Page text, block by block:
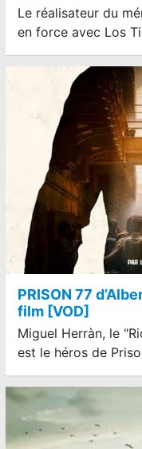
Le réalisateur du
en force avec Los
PRISON 77
film [VOD]
Miguel Herràn, le
est le héros de